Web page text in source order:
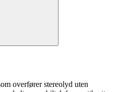
overfører stereolyd uten